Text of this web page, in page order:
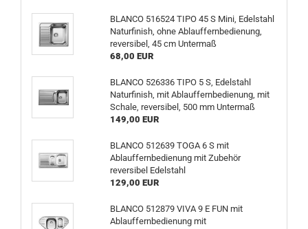
BLANCO 516524 TIPO 45 S Mini, Edelstahl
Naturfinish, ohne Ablauffernbedienung,
reversibel, 45 cm Untermaß
68,00 EUR
BLANCO 526336 TIPO 5 S, Edelstahl
Naturfinish, mit Ablauffernbedienung, mit
Schale, reversibel, 500 mm Untermaß
149,00 EUR
BLANCO 512639 TOGA 6 S mit
Ablauffernbedienung mit Zubehör
reversibel Edelstahl
129,00 EUR
BLANCO 512879 VIVA 9 E FUN mit
Ablauffernbedienung mit